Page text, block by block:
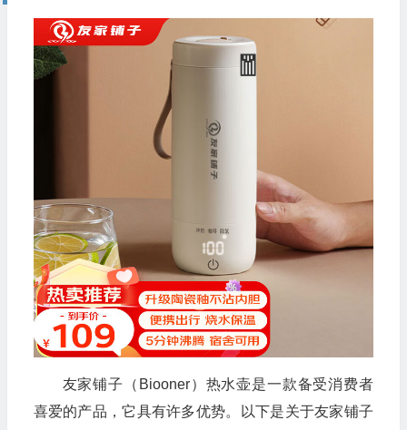
友家铺子（Biooner）热水壶是一款备受消费者
喜爱的产品，它具有许多优势。以下是关于友家铺子